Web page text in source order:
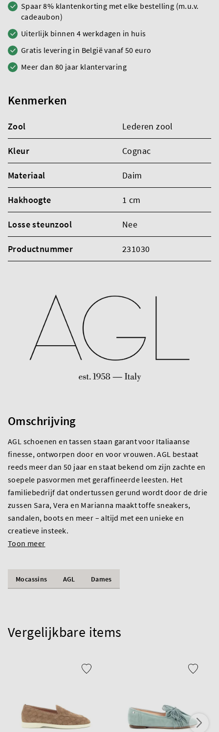
Spaar 8% klantenkorting met elke bestelling (m.u.v.
cadeaubon)
Uiterlijk binnen 4 werkdagen in huis
Gratis levering in België vanaf 50 euro
Meer dan 80 jaar klantervaring
Kenmerken
Zool Lederen zool
Kleur Cognac
Materiaal Daim
Hakhoogte 1 cm
Losse steunzool Nee
Productnummer 231030
Omschrijving
AGL schoenen en tassen staan garant voor Italiaanse
finesse, ontworpen door en voor vrouwen. AGL bestaat
reeds meer dan 50 jaar en staat bekend om zijn zachte en
soepele pasvormen met geraffineerde leesten. Het
familiebedrijf dat ondertussen gerund wordt door de drie
zussen Sara, Vera en Marianna maakt toffe sneakers,
sandalen, boots en meer – altijd met een unieke en
creatieve insteek.
Toon meer
Mocassins AGL Dames
Vergelijkbare items